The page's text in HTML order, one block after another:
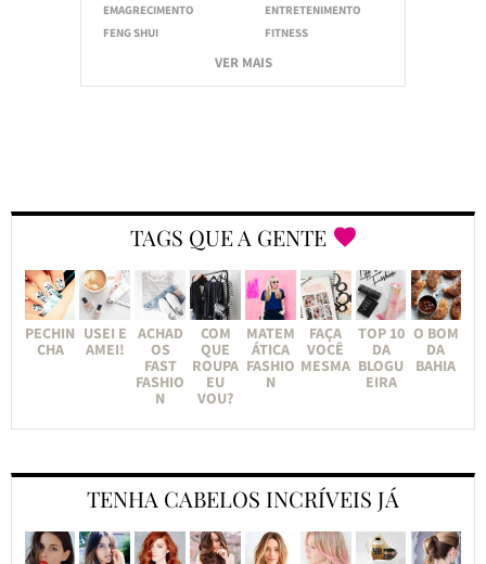
EMAGRECIMENTO
ENTRETENIMENTO
FENG SHUI
FITNESS
VER MAIS
TAGS QUE A GENTE
PECHIN
CHA
USEI E
AMEI!
ACHAD
OS
FAST
FASHIO
N
COM
QUE
ROUPA
EU
VOU?
MATEM
ÁTICA
FASHIO
N
FAÇA
VOCÊ
MESMA
TOP 10
DA
BLOGU
EIRA
O BOM
DA
BAHIA
TENHA CABELOS INCRÍVEIS JÁ